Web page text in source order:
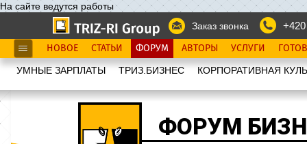
На сайте ведутся работы
Заказ звонка
НОВОЕ СТАТЬИ ФОРУМ АВТОРЫ УСЛУГИ
УМНЫЕ ЗАРПЛАТЫ ТРИЗ.БИЗНЕС КОРПОРАТИВНАЯ
ФОРУМ